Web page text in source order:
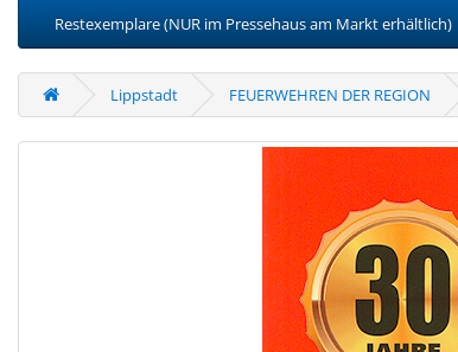
Restexemplare (NUR im Pressehaus am Markt erhältlich)
Lippstadt FEUERWEHREN DER REGION